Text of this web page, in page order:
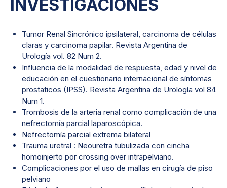
INVESTIGACIONES
Tumor Renal Sincrónico ipsilateral, carcinoma de células
claras y carcinoma papilar. Revista Argentina de
Urología vol. 82 Num 2.
Influencia de la modalidad de respuesta, edad y nivel de
educación en el cuestionario internacional de síntomas
prostaticos (IPSS). Revista Argentina de Urología vol 84
Num 1.
Trombosis de la arteria renal como complicación de una
nefrectomía parcial laparoscópica.
Nefrectomía parcial extrema bilateral
Trauma uretral : Neouretra tubulizada con cincha
homoinjerto por crossing over intrapelviano.
Complicaciones por el uso de mallas en cirugía de piso
pelviano